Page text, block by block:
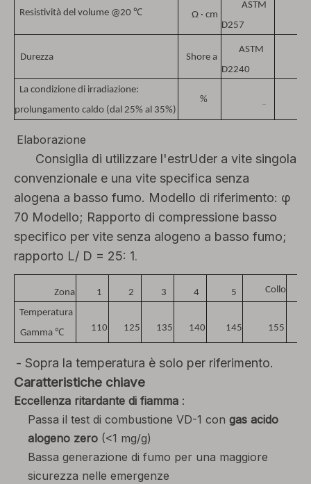
Resistività del volume @20 ℃ Ω · cm
ASTM
D257
Durezza Shore a
ASTM
D2240
La condizione di irradiazione:
prolungamento caldo (dal 25% al ​​35%)
% —
Elaborazione
Consiglia di utilizzare l'estrUder a vite singola
convenzionale e una vite specifica senza
alogena a basso fumo. Modello di riferimento: φ
70 Modello; Rapporto di compressione basso
specifico per vite senza alogeno a basso fumo;
rapporto L/ D = 25: 1.
Zona 1 2 3 4 5 Collo
Temperatura
Gamma ℃ 110 125 135 140 145 155
- Sopra la temperatura è solo per riferimento.
Caratteristiche chiave
Eccellenza ritardante di fiamma :
Passa il test di combustione VD-1 con gas acido
alogeno zero (<1 mg/g)
Bassa generazione di fumo per una maggiore
sicurezza nelle emergenze